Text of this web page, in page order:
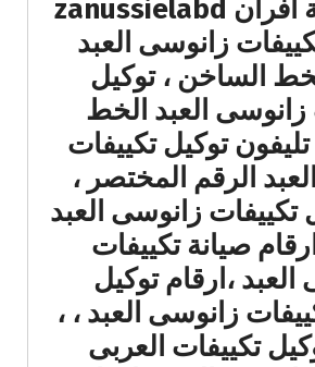
مركز خدمة افران zanussielabd
زانوسى العبد
الساخن ، توكيل
زانوسى العبد الخط
توكيل تكييفات
الرقم المختصر ،
تكييفات زانوسى العبد
صيانة تكييفات
،ارقام توكيل
زانوسى العبد ، ،
تكييفات العربى